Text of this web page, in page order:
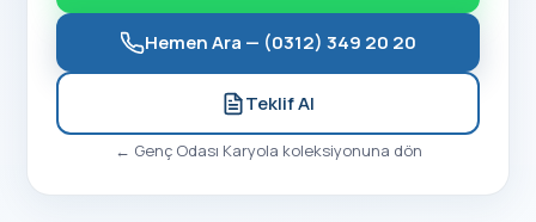
Hemen Ara — (0312) 349 20 20
Teklif Al
← Genç Odası Karyola koleksiyonuna dön